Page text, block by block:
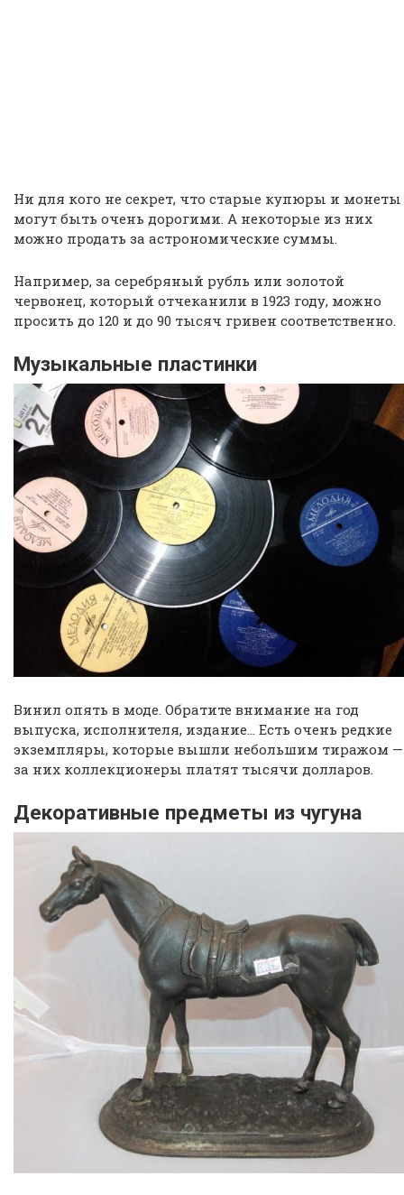
Ни для кого не секрет, что старые купюры и монеты
могут быть очень дорогими. А некоторые из них
можно продать за астрономические суммы.
Например, за серебряный рубль или золотой
червонец, который отчеканили в 1923 году, можно
просить до 120 и до 90 тысяч гривен соответственно.
Музыкальные пластинки
Винил опять в моде. Обратите внимание на год
выпуска, исполнителя, издание… Есть очень редкие
экземпляры, которые вышли небольшим тиражом —
за них коллекционеры платят тысячи долларов.
Декоративные предметы из чугуна